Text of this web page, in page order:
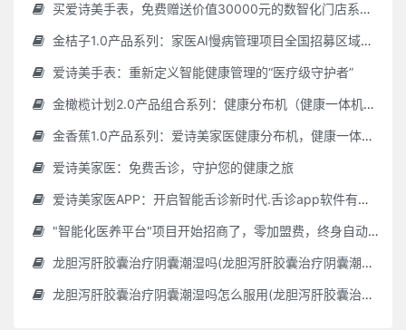
买爱诗美手表，免费赠送价值30000元的数智化门店系统一套（含硬件）
金桔子1.0产品系列：家医AI慢病管理项目全国招募区域合伙人，低投入，高回报，长收益
爱诗美手表：重新定义智能健康管理的“医疗级守护者”
金橄榄计划2.0产品组合系列：健康分布机（健康一体机）+慢病管理系统，可落地在健康小屋，社区服务中心等等
金香蕉1.0产品系列：爱诗美家医健康分布机，健康一体机，社区服务中心，药店，健康小屋都需要
爱诗美家医：免费舌诊，守护您的健康之旅
爱诗美家医APP：开启智能舌诊新时代.舌诊app软件有哪些 好用的舌诊app大全
"智能化医养平台"项目开始招商了，零加盟费，终身自动赚钱
龙胆泻肝胶囊治疗阴囊潮湿吗(龙胆泻肝胶囊治疗阴囊潮湿吗怎么服用)
龙胆泻肝胶囊治疗阴囊潮湿吗怎么服用(龙胆泻肝胶囊治疗阴囊潮湿吗怎么服用效果好)